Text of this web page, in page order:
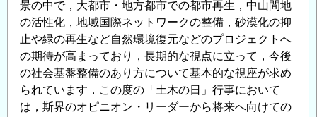
景の中で，大都市・地方都市での都市再生，中山間地
の活性化，地域国際ネットワークの整備，砂漠化の抑
止や緑の再生など自然環境復元などのプロジェクトへ
の期待が高まっており，長期的な視点に立って，今後
の社会基盤整備のあり方について基本的な視座が求め
られています．この度の「土木の日」行事において
は，斯界のオピニオン・リーダーから将来へ向けての